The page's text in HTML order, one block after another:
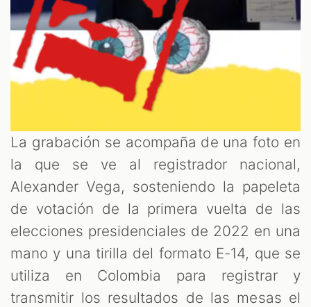
La grabación se acompaña de una foto en
la que se ve al registrador nacional,
Alexander Vega, sosteniendo la papeleta
de votación de la primera vuelta de las
elecciones presidenciales de 2022 en una
mano y una tirilla del formato E-14, que se
utiliza en Colombia para registrar y
transmitir los resultados de las mesas el